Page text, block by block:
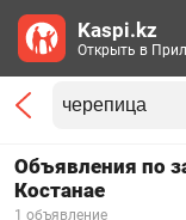
Объявления по
Костанае
1 объявление
Kaspi.kz
Открыть в